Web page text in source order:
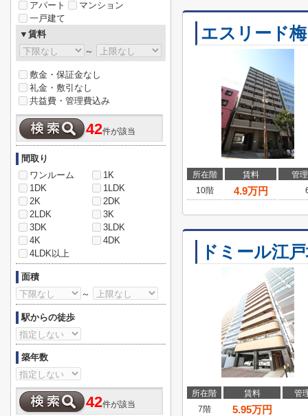
エスリード
所在階 賃料
管
10階
4.9万円
ドミール江
所在階 賃料
管
7階
5.95万円
アパート
マンション
一戸建て
▼賃料
～
敷金・保証金なし
礼金・敷引なし
共益費・管理費込み
42件が該当
間取り
ワンルーム
1K
1DK
1LDK
2K
2DK
2LDK
3K
3DK
3LDK
4K
4DK
4LDK以上
面積
～
駅からの徒歩
築年数
42件が該当